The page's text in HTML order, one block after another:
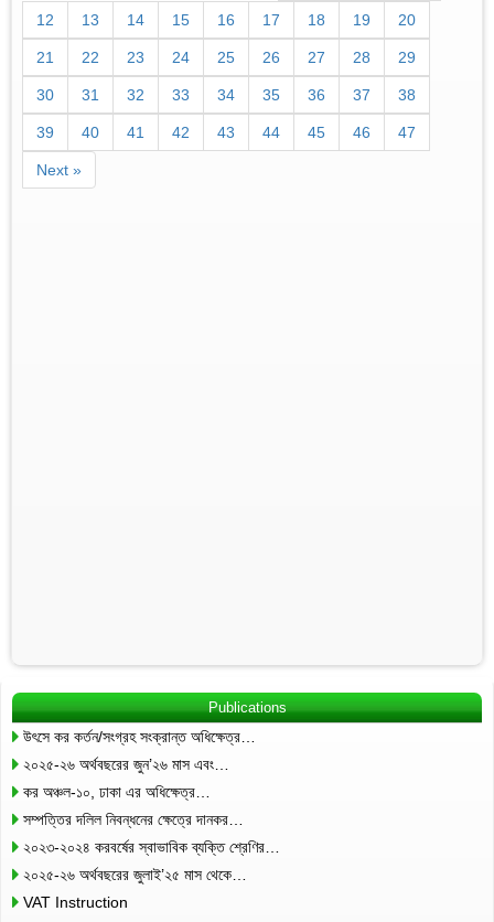
12 13 14 15 16 17 18 19 20
21 22 23 24 25 26 27 28 29
30 31 32 33 34 35 36 37 38
39 40 41 42 43 44 45 46 47
Next »
Publications
উৎসে কর কর্তন/সংগ্রহ সংক্রান্ত অধিক্ষেত্র…
২০২৫-২৬ অর্থবছরের জুন’২৬ মাস এবং…
কর অঞ্চল-১০, ঢাকা এর অধিক্ষেত্র…
সম্পত্তির দলিল নিবন্ধনের ক্ষেত্রে দানকর…
২০২৩-২০২৪ করবর্ষের স্বাভাবিক ব্যক্তি শ্রেণির…
২০২৫-২৬ অর্থবছরের জুলাই’২৫ মাস থেকে…
VAT Instruction